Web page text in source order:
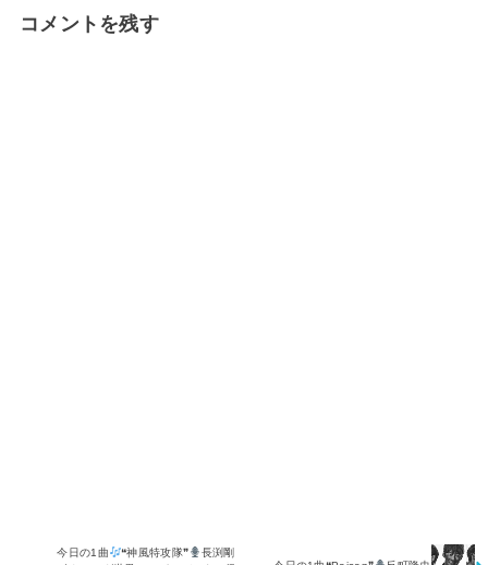
コメントを残す
今日の1曲 ❝神風特攻隊❞
長渕剛